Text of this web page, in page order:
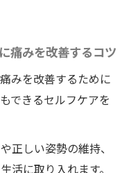
痛みを改善するコツ
みを改善するために
できるセルフケアを
正しい姿勢の維持、
活に取り入れます。